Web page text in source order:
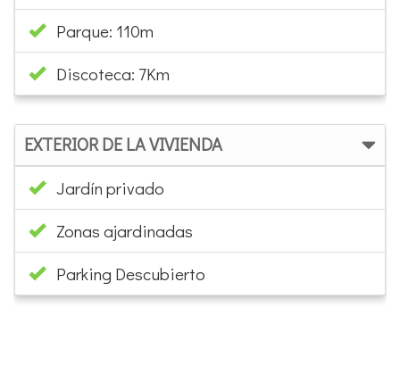
Parque: 110m
Discoteca: 7Km
EXTERIOR DE LA VIVIENDA
Jardín privado
Zonas ajardinadas
Parking Descubierto